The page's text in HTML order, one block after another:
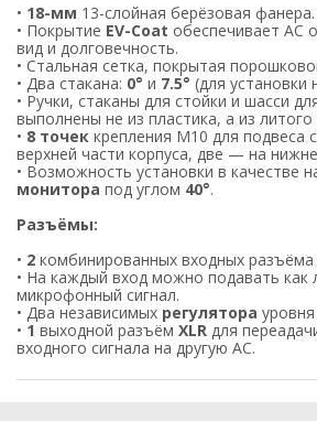
• 18-мм 13-слойная берёзовая фанера.
• Покрытие EV-Coat обеспечивает АС
вид и долговечность.
• Стальная сетка, покрытая
• Два стакана: 0° и 7.5° (для установки
• Ручки, стаканы для стойки и шасси
выполнены не из пластика, а из литого
• 8 точек крепления M10 для подвеса
верхней части корпуса, две — на
• Возможность установки в качестве
монитора под углом 40°.
Разъёмы:
• 2 комбинированных входных разъёма
• На каждый вход можно подавать как
микрофонный сигнал.
• Два независимых регулятора
• 1 выходной разъём XLR для
входного сигнала на другую АС.